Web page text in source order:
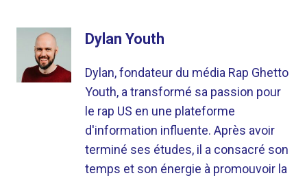
Dylan Youth
Dylan, fondateur du média Rap Ghetto
Youth, a transformé sa passion pour
le rap US en une plateforme
d'information influente. Après avoir
terminé ses études, il a consacré son
temps et son énergie à promouvoir la